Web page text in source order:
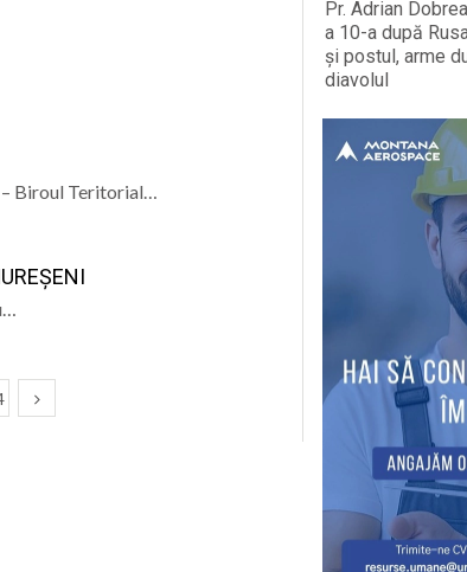
Biroul Teritorial…
Pr. Adrian
a 10-a după
și postul, arme
diavolul